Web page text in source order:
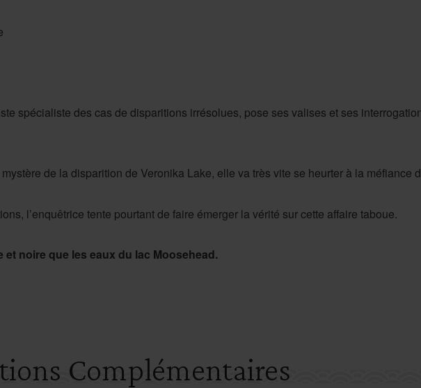
spécialiste des cas de disparitions irrésolues, pose ses valises et ses
de la disparition de Veronika Lake, elle va très vite se heurter à la méfiance
l’enquêtrice tente pourtant de faire émerger la vérité sur cette affaire taboue.
et noire que les eaux du lac Moosehead.
Complémentaires